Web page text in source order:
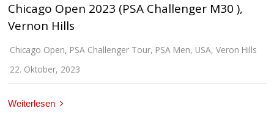
Chicago Open 2023 (PSA Challenger M30 ),
Vernon Hills
Chicago Open, PSA Challenger Tour, PSA Men, USA,Veron Hills
22. Oktober, 2023
Weiterlesen